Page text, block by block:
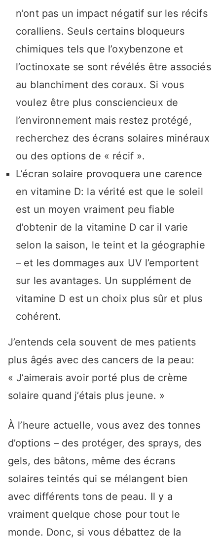
n’ont pas un impact négatif sur les récifs
coralliens. Seuls certains bloqueurs
chimiques tels que l’oxybenzone et
l’octinoxate se sont révélés être associés
au blanchiment des coraux. Si vous
voulez être plus consciencieux de
l’environnement mais restez protégé,
recherchez des écrans solaires minéraux
ou des options de « récif ».
L’écran solaire provoquera une carence
en vitamine D: la vérité est que le soleil
est un moyen vraiment peu fiable
d’obtenir de la vitamine D car il varie
selon la saison, le teint et la géographie
– et les dommages aux UV l’emportent
sur les avantages. Un supplément de
vitamine D est un choix plus sûr et plus
cohérent.
J’entends cela souvent de mes patients
plus âgés avec des cancers de la peau:
« J’aimerais avoir porté plus de crème
solaire quand j’étais plus jeune. »
À l’heure actuelle, vous avez des tonnes
d’options – des protéger, des sprays, des
gels, des bâtons, même des écrans
solaires teintés qui se mélangent bien
avec différents tons de peau. Il y a
vraiment quelque chose pour tout le
monde. Donc, si vous débattez de la